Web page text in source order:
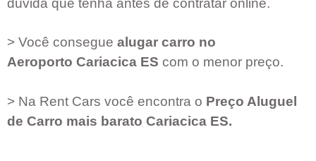
dúvida que tenha antes de contratar online.
> Você consegue alugar carro no
Aeroporto Cariacica ES com o menor preço.
> Na Rent Cars você encontra o Preço Aluguel
de Carro mais barato Cariacica ES.